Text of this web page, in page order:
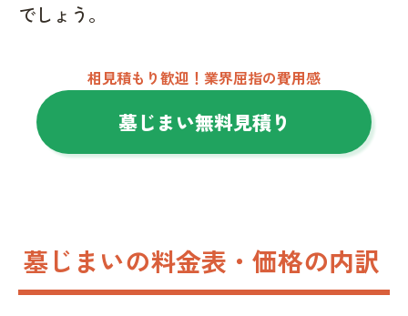
でしょう。
相見積もり歓迎！業界屈指の費用感
墓じまい無料見積り
墓じまいの料金表・価格の内訳